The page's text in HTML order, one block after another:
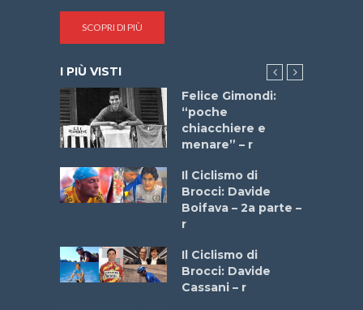
SCOPRI DI PIÙ
I PIÙ VISTI
Felice Gimondi:
“poche
chiacchiere e
menare” – r
Il Ciclismo di
Brocci: Davide
Boifava – 2a parte –
r
Il Ciclismo di
Brocci: Davide
Cassani – r